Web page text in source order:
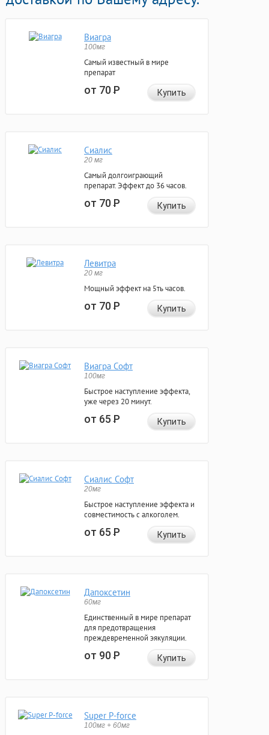
Виагра
100мг
Самый известный в мире
препарат
от 70Р Купить
Сиалис
20 мг
Самый долгоиграющий
препарат. Эффект до 36 часов.
от 70Р Купить
Левитра
20 мг
Мощный эффект на 5ть часов.
от 70Р Купить
Виагра Софт
100мг
Быстрое наступление эффекта,
уже через 20 минут.
от 65Р Купить
Сиалис Софт
20мг
Быстрое наступление эффекта и
совместимость с алкоголем.
от 65Р Купить
Дапоксетин
60мг
Единственный в мире препарат
для предотвращения
преждевременной эякуляции.
от 90Р Купить
Super P-force
100мг + 60мг